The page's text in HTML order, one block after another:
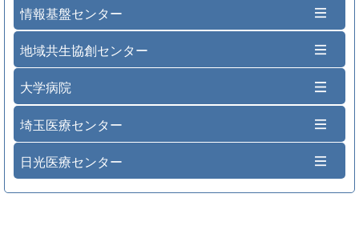
情報基盤センター
地域共生協創センター
大学病院
埼玉医療センター
日光医療センター